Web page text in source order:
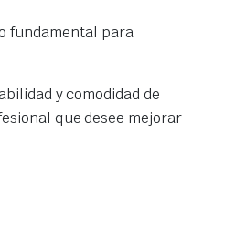
fundamental para
y comodidad de
que desee mejorar